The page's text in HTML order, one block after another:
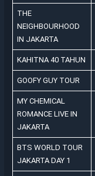
THE
NEIGHBOURHOOD
IN JAKARTA
KAHITNA 40 TAHUN
GOOFY GUY TOUR
MY CHEMICAL
ROMANCE LIVE IN
JAKARTA
BTS WORLD TOUR
JAKARTA DAY 1